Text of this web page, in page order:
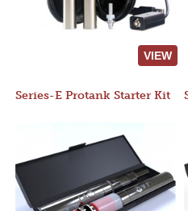
VIEW
Series-E Protank Starter Kit